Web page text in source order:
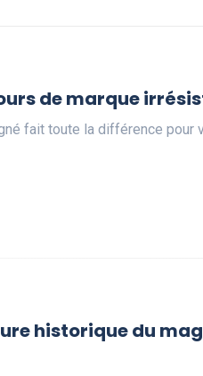
de marque
fait toute la différence pour
historique du